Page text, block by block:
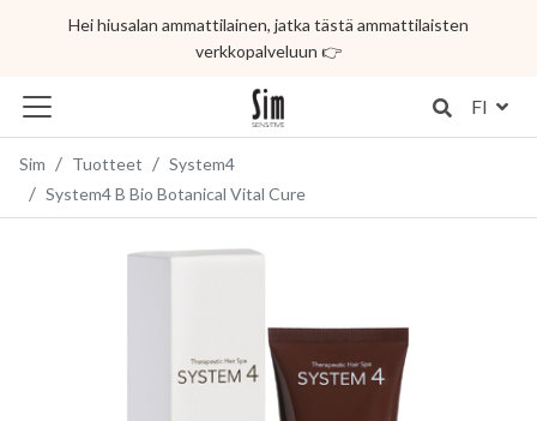
Hei hiusalan ammattilainen, jatka tästä ammattilaisten
verkkopalveluun 👉
FI
Sim Tuotteet
System4
System4 B Bio Botanical Vital Cure